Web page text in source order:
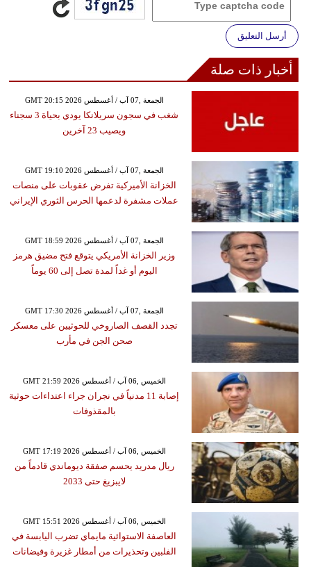
أرسل التعليق
أخبار ذات صلة
GMT 20:15 2026 الجمعة ,07 آب / أغسطس
شغب في سجون سريلانكا يودي بحياة 3 سجناء
ويصيب 23 آخرين
GMT 19:10 2026 الجمعة ,07 آب / أغسطس
الخزانة الأميركية تفرض عقوبات على منصات
عملات مشفرة لدعمها الحرس الثوري الإيراني
GMT 18:59 2026 الجمعة ,07 آب / أغسطس
وزير الخزانة الأمريكي يتوقع فتح مضيق هرمز
اليوم أو غداً لمدة تصل إلى 60 يوماً
GMT 17:30 2026 الجمعة ,07 آب / أغسطس
تجدد القصف الصاروخي للحوثيين على معسكر
صحن الجن في مأرب
GMT 21:59 2026 الخميس ,06 آب / أغسطس
إصابة 11 مدنياً في نجران جراء اعتداءات حوثية
بالمقذوفات
GMT 17:19 2026 الخميس ,06 آب / أغسطس
ريال مدريد يحسم صفقة ديوماندي قادماً من
لايبزيغ حتى 2033
GMT 15:51 2026 الخميس ,06 آب / أغسطس
العاصفة الاستوائية مايماي تضرب اليابسة في
الفلبين وتحذيرات من أمطار غزيرة وفيضانات